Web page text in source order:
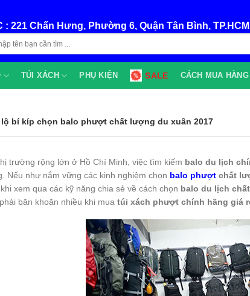
: 221 Chấn Hưng, Phường 6, Quận Tân Bình, TP.HCM
TÚI XÁCH PHỤ KIỆN SALE CÁCH MUA HÀNG
bí kíp chọn balo phượt chất lượng du xuân 2017
trường rộng lớn ở Hồ Chí Minh, việc tìm kiếm balo du lịch
Nếu như nắm vững các kinh nghiệm chọn balo phượt chất
xem qua các kỹ năng chia sẻ về cách chọn balo du lịch
băn khoăn nhiều khi mua túi xách phượt chính hãng giá